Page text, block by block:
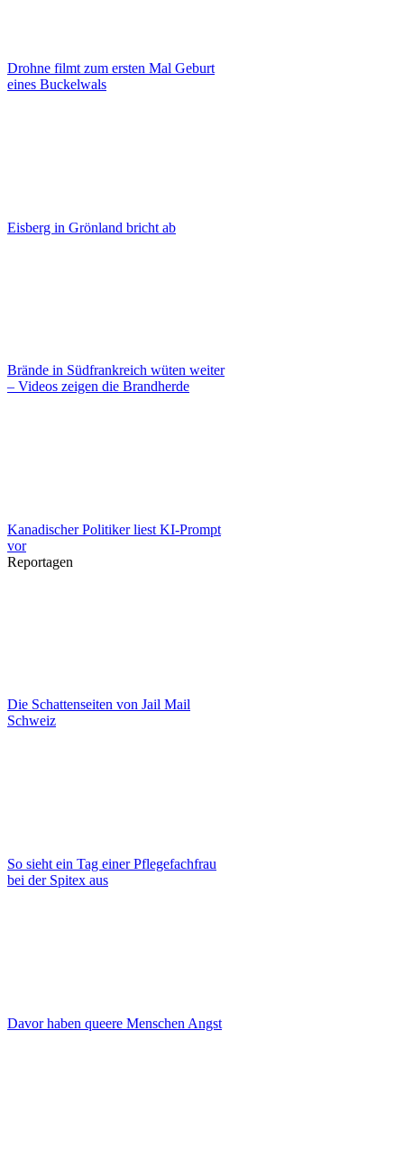
Drohne filmt zum ersten Mal Geburt
eines Buckelwals
Eisberg in Grönland bricht ab
Brände in Südfrankreich wüten weiter
– Videos zeigen die Brandherde
Kanadischer Politiker liest KI-Prompt
vor
Reportagen
Die Schattenseiten von Jail Mail
Schweiz
So sieht ein Tag einer Pflegefachfrau
bei der Spitex aus
Davor haben queere Menschen Angst